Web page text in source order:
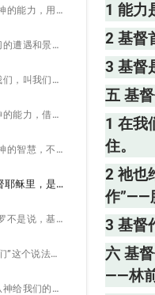
五 基督作为神的能力，用大能加强我们，在我们的所是和所作上供应、维持我们：
1 在我们一切的遭遇和景况中，基督这神的能力，叫我们能忍受苦难、背负重担、并稳定站住。
2 祂也维持我们，叫我们不动摇；因此，保罗宣告说，“我在那加我能力者的里面，凡事都能作”——腓四13。
3 基督作为神的能力，借着祂神圣的分赐，天天供应我们并维持我们。
六 基督作为神的智慧，不断地从神流向我们，在我们的经历中，成为我们当下且实际的智慧——林前一24。
叁 “你们得在基督耶稣里，是出于神，这基督成了从神给我们的智慧：公义、圣别和救赎”——30节：
一 在这节保罗不是说，基督成了我们的智慧；他乃是说，基督成了“从神给我们”的智慧：
1 “从神给我们”这个说法，指明有一种传输是现今的、实际的、经历的，也是持续进行的。
2 基督成了从神给我们的智慧，指明有从神传输给我们的基督作为智慧，作我们每天的经历。
1 能力
2 基督
3 基督
五 基
1 在我
住。
2 祂也
作”——
3 基督
六 基
——林